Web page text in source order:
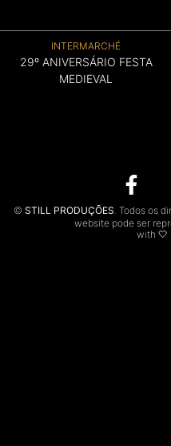
INTERMARCHÉ
29º ANIVERSÁRIO FESTA
MEDIEVAL
© STILL PRODUÇÕES. Todos os
website pode ser
with 🤍